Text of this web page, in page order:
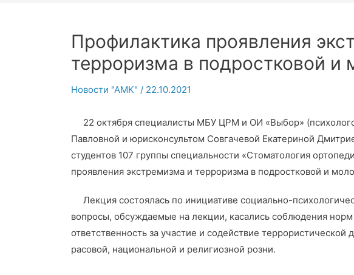
Профилактика проявления
терроризма в подростковой
Новости "АМК" / 22.10.2021
22 октября специалисты МБУ ЦРМ и ОИ «Выбор»
Павловной и юрисконсультом Совгачевой Екатериной
студентов 107 группы специальности «Стоматология
проявления экстремизма и терроризма в подростковой и
Лекция состоялась по инициативе социально-
вопросы, обсуждаемые на лекции, касались соблюдения
ответственность за участие и содействие террористической
расовой, национальной и религиозной розни.